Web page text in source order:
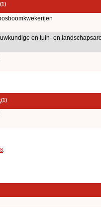
(1)
en tuin- en
(1)